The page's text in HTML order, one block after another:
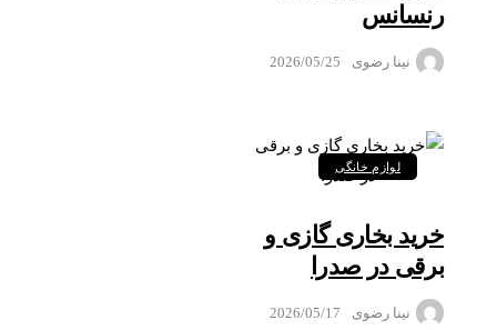
رنسانس
نینا رضوی 2026/05/25
لوازم خانگی
خرید بخاری گازی و
برقی در صدرا
نینا رضوی 2026/05/17